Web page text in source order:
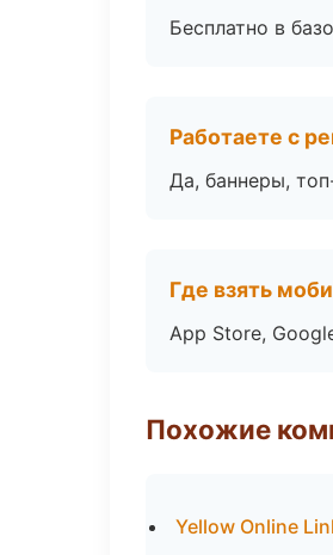
Бесплатно в
Работаете с
Да, баннеры,
Где взять
App Store,
Похожие
Yellow Online